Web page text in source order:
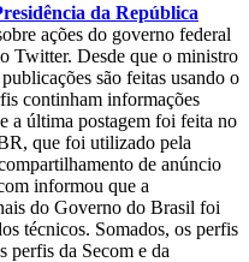
da República
ações do governo federal
Twitter. Desde que o ministro
são feitas usando o
continham informações
a última postagem foi feita no
que foi utilizado pela
de anúncio
informou que a
do Governo do Brasil foi
técnicos. Somados, os perfis
perfis da Secom e da